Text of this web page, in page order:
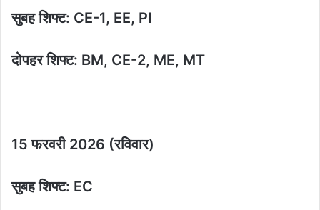
सुबह शिफ्ट: CE-1, EE, PI
दोपहर शिफ्ट: BM, CE-2, ME, MT
15 फरवरी 2026 (रविवार)
सुबह शिफ्ट: EC